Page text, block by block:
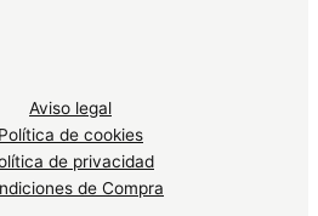
Aviso legal
Política de cookies
de privacidad
de Compra